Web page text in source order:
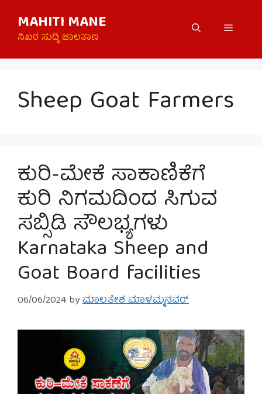
content
MAHITI MANE
ನಿಖರ ಸುದ್ದಿ ಜಾಲತಾಣ
Menu
Sheep Goat Farmers
ಕುರಿ-ಮೇಕೆ ಸಾಕಾಣಿಕೆಗೆ
ಕುರಿ ನಿಗಮದಿಂದ ಸಿಗುವ
ಸಬ್ಸಿಡಿ ಸೌಲಭ್ಯಗಳು
Karnataka Sheep and
Goat Board facilities
06/06/2024 byಮಾಲತೇಶ ಮಾಳಮ್ಮನವರ್